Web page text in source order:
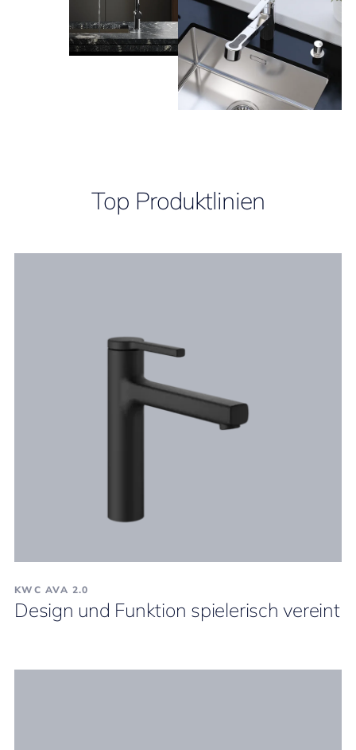
Top Produktlinien
KWC AVA 2.0
Design und Funktion spielerisch vereint